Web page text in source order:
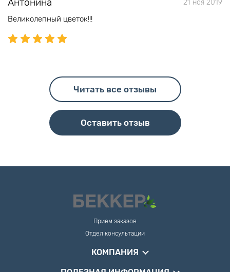
21 ноя 2019
Великолепный цветок!!!
Читать все отзывы
Оставить отзыв
Прием заказов
Отдел консультации
КОМПАНИЯ